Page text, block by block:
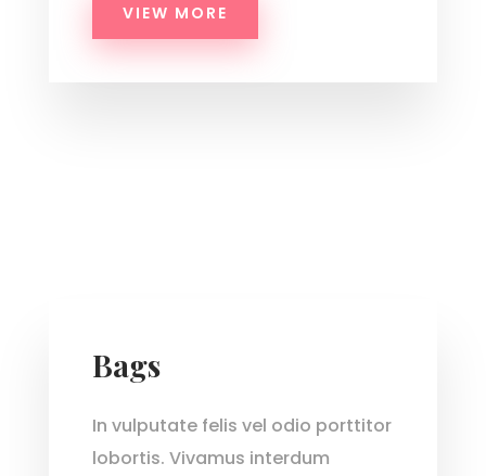
VIEW MORE
Bags
In vulputate felis vel odio porttitor
lobortis. Vivamus interdum